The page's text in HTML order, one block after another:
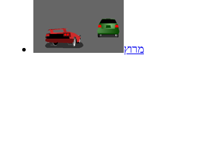
מרוץ